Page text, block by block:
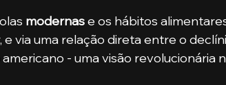
modernas e os hábitos
via uma relação direta entre o
- uma visão revolucionária